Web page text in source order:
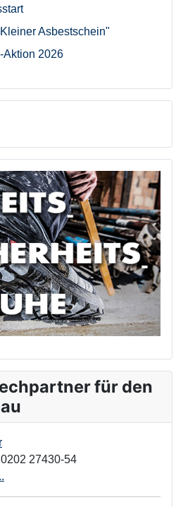
Asbestschein"
Aktion 2026
für den
0202 27430-54